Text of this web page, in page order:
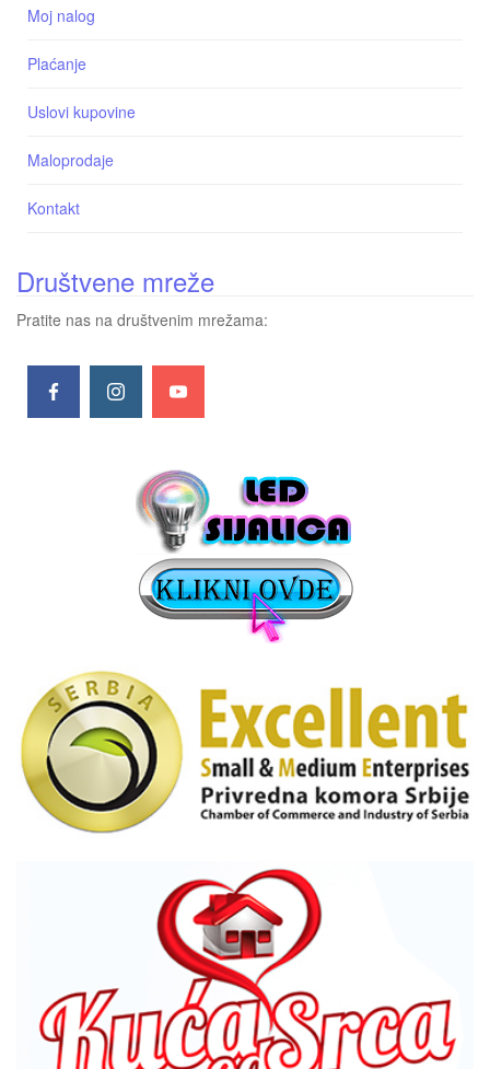
Moj nalog
Plaćanje
Uslovi kupovine
Maloprodaje
Kontakt
Društvene mreže
Pratite nas na društvenim mrežama: